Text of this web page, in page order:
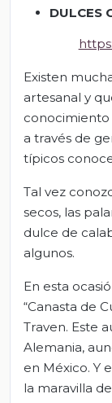
DULCES
Existen
artesanal y
a través de
típicos
Tal vez
secos, las
dulce de
algunos.
En esta
“Canasta de
Traven. Este
Alemania,
en México. Y
la maravilla